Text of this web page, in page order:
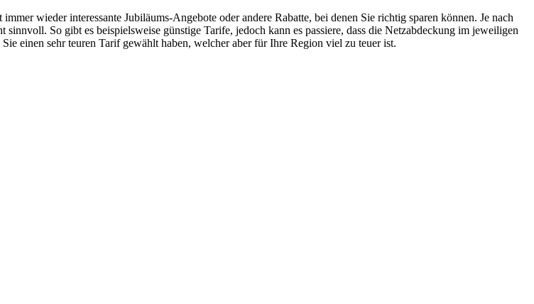
wieder interessante Jubiläums-Angebote oder andere Rabatte, bei denen Sie richtig sparen können. Je nach
So gibt es beispielsweise günstige Tarife, jedoch kann es passiere, dass die Netzabdeckung im jeweiligen
einen sehr teuren Tarif gewählt haben, welcher aber für Ihre Region viel zu teuer ist.